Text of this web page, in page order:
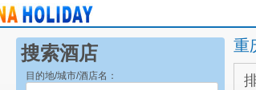
搜索酒店
目的地/城市/酒店名：
重